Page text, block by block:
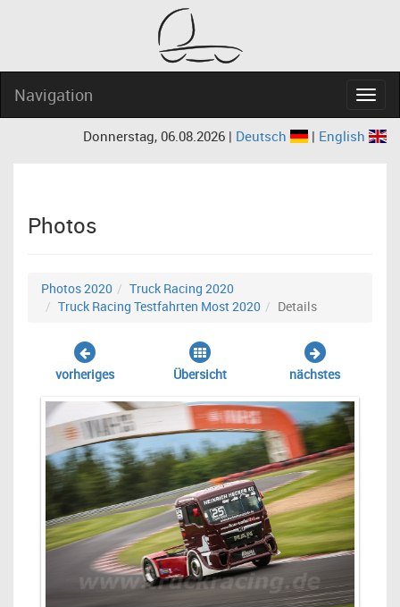
Navigation
Donnerstag, 06.08.2026 | Deutsch | English
Photos
Photos 2020
Truck Racing 2020
Truck Racing Testfahrten Most 2020
Details
vorheriges Übersicht nächstes